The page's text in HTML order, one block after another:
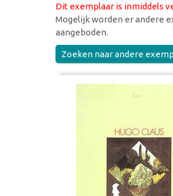
Dit exemplaar is inmiddels
Mogelijk worden er andere
aangeboden.
Zoeken naar andere